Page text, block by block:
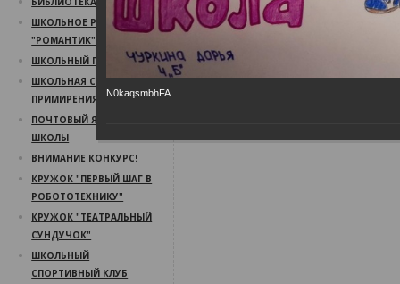
ШКОЛЬНОЕ РАДИО
"РОМАНТИК"
ШКОЛЬНЫЙ ПСИХОЛОГ
ШКОЛЬНАЯ СЛУЖБА
ПРИМИРЕНИЯ
ПОЧТОВЫЙ ЯЩИК
ШКОЛЫ
ВНИМАНИЕ КОНКУРС!
КРУЖОК "ПЕРВЫЙ ШАГ В
РОБОТОТЕХНИКУ"
КРУЖОК "ТЕАТРАЛЬНЫЙ
СУНДУЧОК"
ШКОЛЬНЫЙ
СПОРТИВНЫЙ КЛУБ
N0kaqsmbhFA